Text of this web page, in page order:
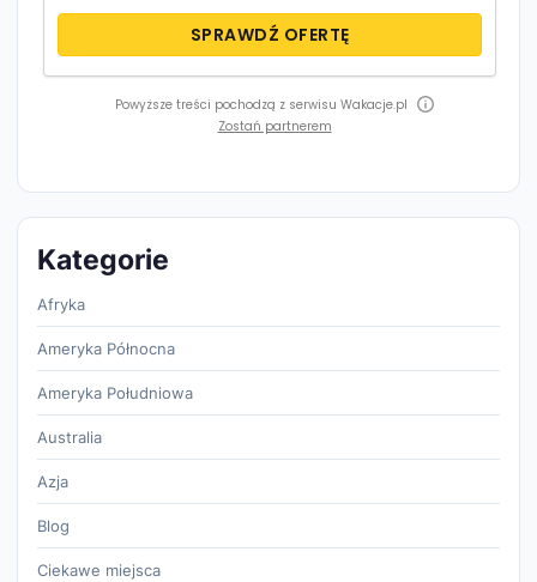
SPRAWDŹ OFERTĘ
Powyższe treści pochodzą z serwisu Wakacje.pl
Zostań partnerem
Kategorie
Afryka
Ameryka Północna
Ameryka Południowa
Australia
Azja
Blog
Ciekawe miejsca